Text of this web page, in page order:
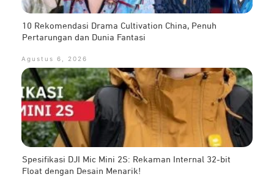
10 Rekomendasi Drama Cultivation China, Penuh
Pertarungan dan Dunia Fantasi
Agustus 6, 2026
Spesifikasi DJI Mic Mini 2S: Rekaman Internal 32-bit
Float dengan Desain Menarik!